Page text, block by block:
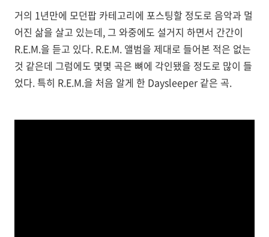
거의 1년만에 모던팝 카테고리에 포스팅할 정도로 음악과 멀
어진 삶을 살고 있는데, 그 와중에도 설거지 하면서 간간이
R.E.M.을 듣고 있다. R.E.M. 앨범을 제대로 들어본 적은 없는
것 같은데 그럼에도 몇몇 곡은 뼈에 각인됐을 정도로 많이 들
었다. 특히 R.E.M.을 처음 알게 한 Daysleeper 같은 곡.